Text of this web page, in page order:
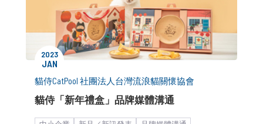
2023
JAN
貓侍CatPool 社團法人台灣流浪貓關懷協會
貓侍「新年禮盒」品牌媒體溝通